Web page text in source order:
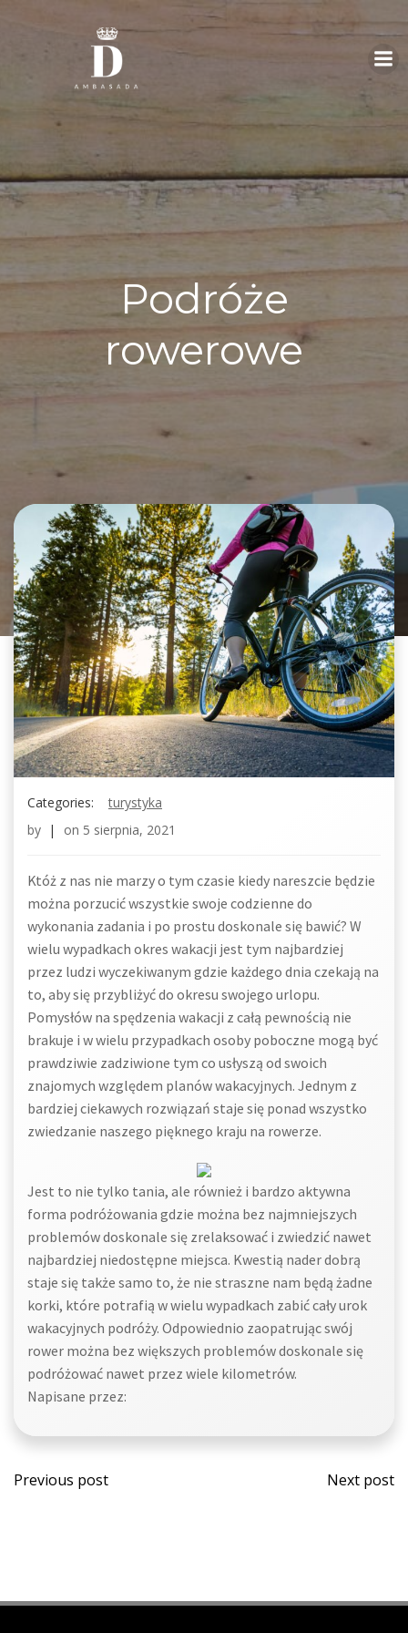
to
Podróże
rowerowe
Categories:
turystyka
by | on 5 sierpnia, 2021
Któż z nas nie marzy o tym czasie kiedy nareszcie będzie
można porzucić wszystkie swoje codzienne do
wykonania zadania i po prostu doskonale się bawić? W
wielu wypadkach okres wakacji jest tym najbardziej
przez ludzi wyczekiwanym gdzie każdego dnia czekają na
to, aby się przybliżyć do okresu swojego urlopu.
Pomysłów na spędzenia wakacji z całą pewnością nie
brakuje i w wielu przypadkach osoby poboczne mogą być
prawdziwie zadziwione tym co usłyszą od swoich
znajomych względem planów wakacyjnych. Jednym z
bardziej ciekawych rozwiązań staje się ponad wszystko
zwiedzanie naszego pięknego kraju na rowerze.
Jest to nie tylko tania, ale również i bardzo aktywna
forma podróżowania gdzie można bez najmniejszych
problemów doskonale się zrelaksować i zwiedzić nawet
najbardziej niedostępne miejsca. Kwestią nader dobrą
staje się także samo to, że nie straszne nam będą żadne
korki, które potrafią w wielu wypadkach zabić cały urok
wakacyjnych podróży. Odpowiednio zaopatrując swój
rower można bez większych problemów doskonale się
podróżować nawet przez wiele kilometrów.
Napisane przez:
Post
Previous post
Post
Next post